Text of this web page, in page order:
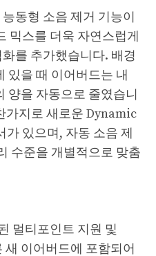
동형 소음 제거 기능이
믹스를 더욱 자연스럽게
를 추가했습니다. 배경
있을 때 이어버드는 내
양을 자동으로 줄였습니
가지로 새로운 Dynamic
있으며, 자동 소음 제
수준을 개별적으로 맞춤
멀티포인트 지원 및
이어버드에 포함되어